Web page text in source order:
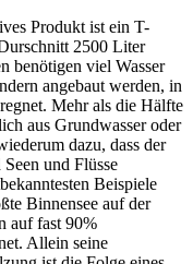
Produkt ist ein T-
2500 Liter
benötigen viel Wasser
angebaut werden, in
Mehr als die Hälfte
aus Grundwasser oder
dazu, dass der
und Flüsse
Beispiele
Binnensee auf der
auf fast 90%
Allein seine